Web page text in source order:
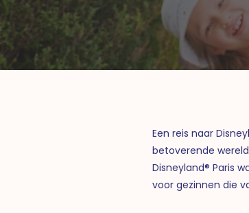
Een reis naar
betoverende
Disneyland® Paris
voor gezinnen die